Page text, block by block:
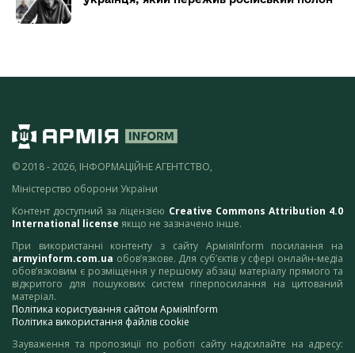
© 2018 - 2026, ІНФОРМАЦІЙНЕ АГЕНТСТВО,
Міністерство оборони України
Контент доступний за ліцензією Creative Commons Attribution 4.0
International license якщо не зазначено інше.
При використанні контенту з сайту АрміяInform посилання на
armyinform.com.ua обов’язкове. Для суб’єктів у сфері онлайн-медіа
обов’язковим є розміщення у першому абзаці матеріалу прямого та
відкритого для пошукових систем гіперпосилання на цитований
матеріал.
Політика користування сайтом АрміяInform
Політика використання файлів cookie
Зауваження та пропозиції по роботі сайту надсилайте на адресу: